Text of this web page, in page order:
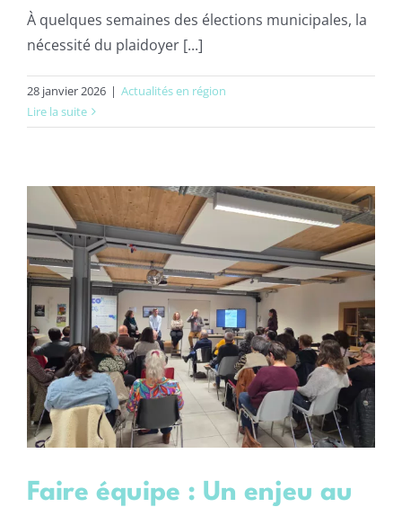
À quelques semaines des élections municipales, la
nécessité du plaidoyer [...]
28 janvier 2026 | Actualités en région
Lire la suite
Faire équipe : Un enjeu au